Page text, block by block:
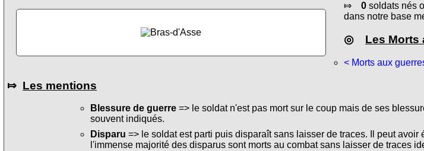
⤇ 0 soldats nés
dans notre base
◎ Les Morts
< Morts aux
⤇ Les mentions
Blessure de guerre => le soldat n'est pas mort sur le coup mais de ses
souvent indiqués.
Disparu => le soldat est parti puis disparaît sans laisser de traces. Il peut
l'immense majorité des disparus sont morts au combat sans laisser de traces